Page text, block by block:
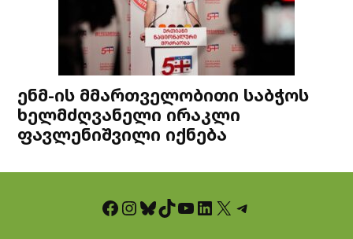
ენმ-ის მმართველობითი საბჭოს
ხელმძღვანელი ირაკლი
ფავლენიშვილი იქნება
Facebook InstagramBluesky TikTok YouTube LinkedIn X Telegram